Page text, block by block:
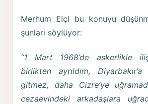
Merhum Elçi bu konuyu
şunları söylüyor:
“1 Mart 1968’de askerlikle
birlikten ayrıldım,
gitmez, daha Cizre’ye
cezaevindeki arkadaşlara